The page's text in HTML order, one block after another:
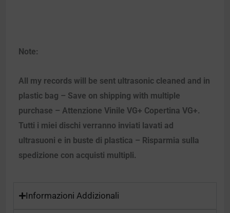
Note:
All my records will be sent ultrasonic cleaned and in
plastic bag – Save on shipping with multiple
purchase – Attenzione Vinile VG+ Copertina VG+.
Tutti i miei dischi verranno inviati lavati ad
ultrasuoni e in buste di plastica – Risparmia sulla
spedizione con acquisti multipli.
Informazioni Addizionali